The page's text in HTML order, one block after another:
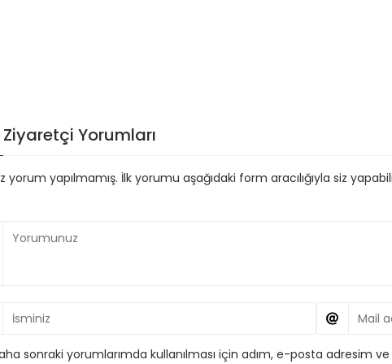
Ziyaretçi Yorumları
yorum yapılmamış. İlk yorumu aşağıdaki form aracılığıyla siz
sonraki yorumlarımda kullanılması için adım, e-posta adresim